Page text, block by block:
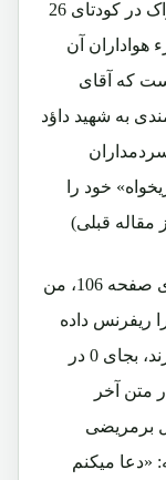
ها به مقام باقی ماندید، درحالیکه به اشتراک در کودتای 26
هواداران آن
که آقای
به شهید داؤد
خود را
قبلی)
با عرض پوزش از یک اشتباه تایپی که بجای صفحه 106، من
کتاب شما را ریفرنس داده
بودم (چون عدد 0 و 9 در جوار هم قرار دارند، بجای 0 در
در متن آخر
برمریضی
«دعا میکنم